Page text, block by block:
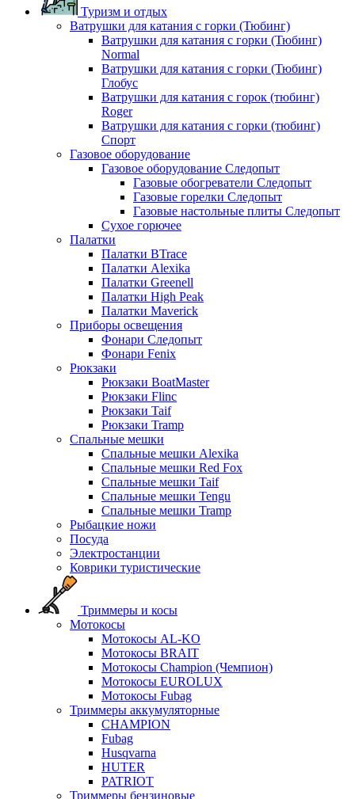
Туризм и отдых
Ватрушки для катания с горки (Тюбинг)
Ватрушки для катания с горки (Тюбинг)
Normal
Ватрушки для катания с горки (Тюбинг)
Глобус
Ватрушки для катания с горок (тюбинг)
Roger
Ватрушки для катания с горки (тюбинг)
Спорт
Газовое оборудование
Газовое оборудование Следопыт
Газовые обогреватели Следопыт
Газовые горелки Следопыт
Газовые настольные плиты Следопыт
Сухое горючее
Палатки
Палатки BTrace
Палатки Alexika
Палатки Greenell
Палатки High Peak
Палатки Maverick
Приборы освещения
Фонари Следопыт
Фонари Fenix
Рюкзаки
Рюкзаки BoatMaster
Рюкзаки Flinc
Рюкзаки Taif
Рюкзаки Tramp
Спальные мешки
Спальные мешки Alexika
Спальные мешки Red Fox
Спальные мешки Taif
Спальные мешки Tengu
Спальные мешки Tramp
Рыбацкие ножи
Посуда
Электростанции
Коврики туристические
Триммеры и косы
Мотокосы
Мотокосы AL-KO
Мотокосы BRAIT
Мотокосы Champion (Чемпион)
Мотокосы EUROLUX
Мотокосы Fubag
Триммеры аккумуляторные
CHAMPION
Fubag
Husqvarna
HUTER
PATRIOT
Триммеры бензиновые